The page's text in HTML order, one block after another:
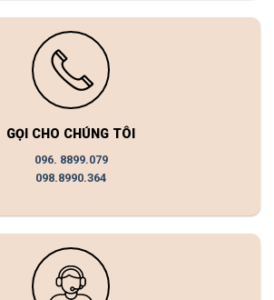
GỌI CHO CHÚNG TÔI
096. 8899.079
098.8990.364